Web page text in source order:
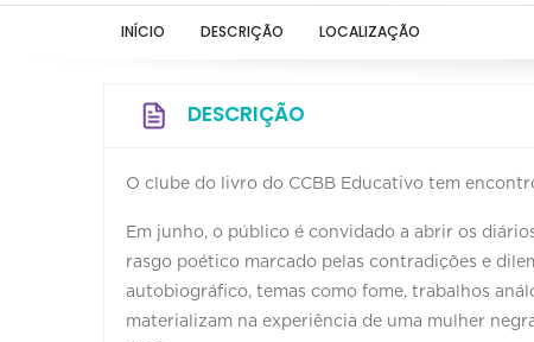
INÍCIO DESCRIÇÃO LOCALIZAÇÃO
DESCRIÇÃO
O clube do livro do CCBB Educativo tem
Em junho, o público é convidado a abrir os
rasgo poético marcado pelas contradições e
autobiográfico, temas como fome, trabalhos
materializam na experiência de uma mulher